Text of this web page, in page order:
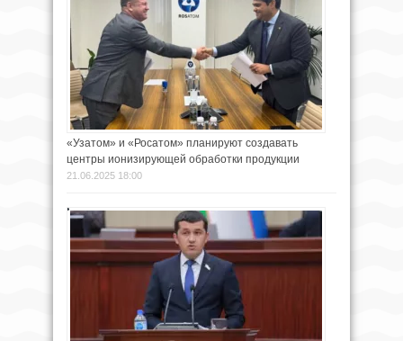
«Узатом» и «Росатом» планируют создавать
центры ионизирующей обработки продукции
21.06.2025 18:00